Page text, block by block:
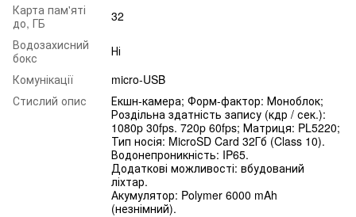
Карта пам'яті
до, ГБ
32
Водозахисний
бокс
Ні
Комунікації
micro-USB
Стислий опис
Екшн-камера; Форм-фактор: Моноблок;
Роздільна здатність запису (кдр / сек.):
1080p 30fps. 720p 60fps; Матриця: PL5220;
Тип носія: MicroSD Card 32Гб (Class 10).
Водонепроникність: IP65.
Додаткові можливості: вбудований
ліхтар.
Акумулятор: Polymer 6000 mAh
(незнімний).